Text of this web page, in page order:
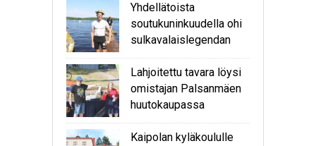
Yhdellätoista
soutukuninkuudella ohi
sulkavalaislegendan
Lahjoitettu tavara löysi
omistajan Palsanmäen
huutokaupassa
Kaipolan kyläkoululle